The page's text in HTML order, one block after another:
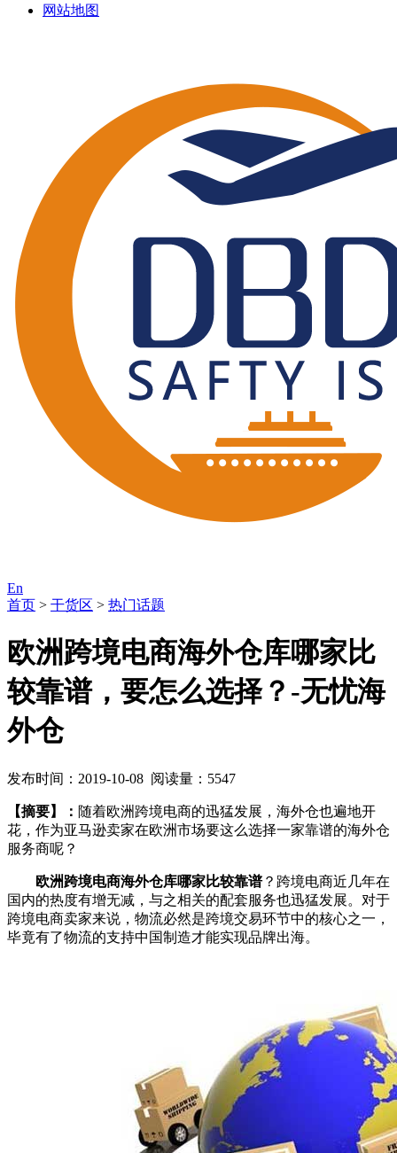
网站地图
En
首页 > 干货区 > 热门话题
欧洲跨境电商海外仓库哪家比
较靠谱，要怎么选择？-无忧海
外仓
发布时间：2019-10-08 阅读量：5547
【摘要】： 随着欧洲跨境电商的迅猛发展，海外仓也遍地开
花，作为亚马逊卖家在欧洲市场要这么选择一家靠谱的海外仓
服务商呢？
欧洲跨境电商海外仓库哪家比较靠谱？跨境电商近几年在
国内的热度有增无减，与之相关的配套服务也迅猛发展。对于
跨境电商卖家来说，物流必然是跨境交易环节中的核心之一，
毕竟有了物流的支持中国制造才能实现品牌出海。